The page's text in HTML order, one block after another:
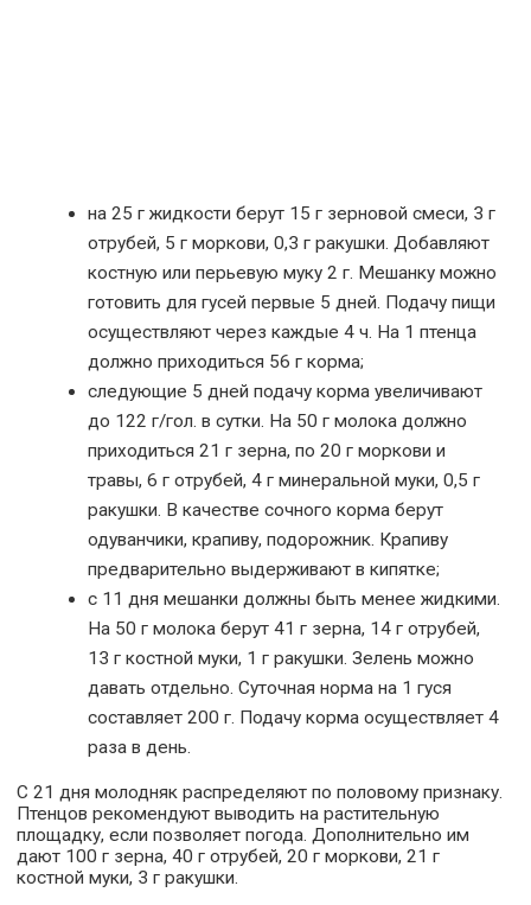
на 25 г жидкости берут 15 г зерновой смеси, 3 г
отрубей, 5 г моркови, 0,3 г ракушки. Добавляют
костную или перьевую муку 2 г. Мешанку можно
готовить для гусей первые 5 дней. Подачу пищи
осуществляют через каждые 4 ч. На 1 птенца
должно приходиться 56 г корма;
следующие 5 дней подачу корма увеличивают
до 122 г/гол. в сутки. На 50 г молока должно
приходиться 21 г зерна, по 20 г моркови и
травы, 6 г отрубей, 4 г минеральной муки, 0,5 г
ракушки. В качестве сочного корма берут
одуванчики, крапиву, подорожник. Крапиву
предварительно выдерживают в кипятке;
с 11 дня мешанки должны быть менее жидкими.
На 50 г молока берут 41 г зерна, 14 г отрубей,
13 г костной муки, 1 г ракушки. Зелень можно
давать отдельно. Суточная норма на 1 гуся
составляет 200 г. Подачу корма осуществляет 4
раза в день.
С 21 дня молодняк распределяют по половому признаку.
Птенцов рекомендуют выводить на растительную
площадку, если позволяет погода. Дополнительно им
дают 100 г зерна, 40 г отрубей, 20 г моркови, 21 г
костной муки, 3 г ракушки.